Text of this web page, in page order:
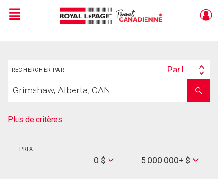
Live
En Direct
Menu
RECHERCHER PAR
Search
Par lieu
votre
nom
Plus de critères
PRIX
0 $
Max
Price
5 000 000+ $